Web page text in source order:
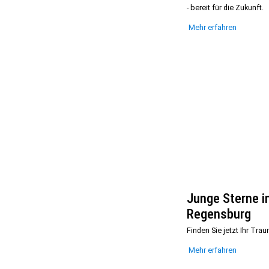
- bereit für die Zukunft.
Mehr erfahren
Junge Sterne
Regensburg
Finden Sie jetzt Ihr
Mehr erfahren